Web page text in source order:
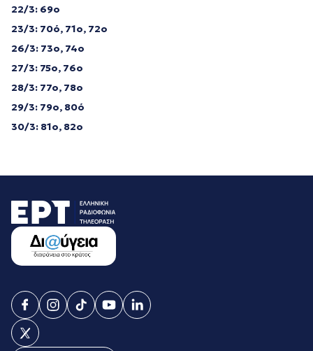
22/3: 69o
23/3: 70ό, 71o, 72o
26/3: 73o, 74o
27/3: 75o, 76o
28/3: 77o, 78o
29/3: 79o, 80ό
30/3: 81o, 82o